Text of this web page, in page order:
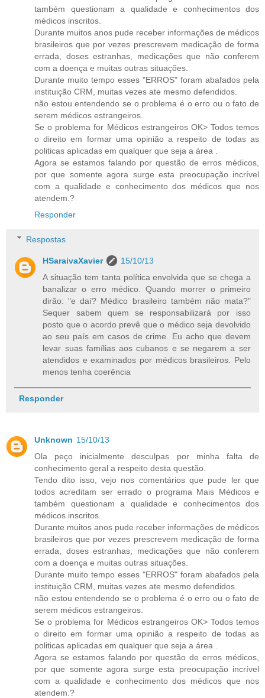
também questionam a qualidade e conhecimentos dos
médicos inscritos.
Durante muitos anos pude receber informações de médicos
brasileiros que por vezes prescrevem medicação de forma
errada, doses estranhas, medicações que não conferem
com a doença e muitas outras situações.
Durante muito tempo esses "ERROS" foram abafados pela
instituição CRM, muitas vezes ate mesmo defendidos.
não estou entendendo se o problema é o erro ou o fato de
serem médicos estrangeiros.
Se o problema for Médicos estrangeiros OK> Todos temos
o direito em formar uma opinião a respeito de todas as
politicas aplicadas em qualquer que seja a área .
Agora se estamos falando por questão de erros médicos,
por que somente agora surge esta preocupação incrível
com a qualidade e conhecimento dos médicos que nos
atendem.?
Responder
Respostas
HSaraivaXavier
15/10/13
A situação tem tanta política envolvida que se chega a
banalizar o erro médico. Quando morrer o primeiro
dirão: "e daí? Médico brasileiro também não mata?"
Sequer sabem quem se responsabilizará por isso
posto que o acordo prevê que o médico seja devolvido
ao seu país em casos de crime. Eu acho que devem
levar suas famílias aos cubanos e se negarem a ser
atendidos e examinados por médicos brasileiros. Pelo
menos tenha coerência
Responder
Unknown 15/10/13
Ola peço inicialmente desculpas por minha falta de
conhecimento geral a respeito desta questão.
Tendo dito isso, vejo nos comentários que pude ler que
todos acreditam ser errado o programa Mais Médicos e
também questionam a qualidade e conhecimentos dos
médicos inscritos.
Durante muitos anos pude receber informações de médicos
brasileiros que por vezes prescrevem medicação de forma
errada, doses estranhas, medicações que não conferem
com a doença e muitas outras situações.
Durante muito tempo esses "ERROS" foram abafados pela
instituição CRM, muitas vezes ate mesmo defendidos.
não estou entendendo se o problema é o erro ou o fato de
serem médicos estrangeiros.
Se o problema for Médicos estrangeiros OK> Todos temos
o direito em formar uma opinião a respeito de todas as
politicas aplicadas em qualquer que seja a área .
Agora se estamos falando por questão de erros médicos,
por que somente agora surge esta preocupação incrível
com a qualidade e conhecimento dos médicos que nos
atendem.?